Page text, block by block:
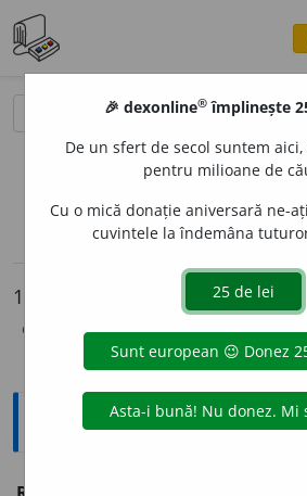
sinteza definițiilor (1) definiții (11)
11 definiții pentru rodaj
explicative DEX(6) ortografice DOOM
Explicative DEX
🎉 dexonline® împlinește
De un sfert de secol suntem
pentru milioane de
Cu o mică donație aniversară ne-
cuvintele la îndemâna